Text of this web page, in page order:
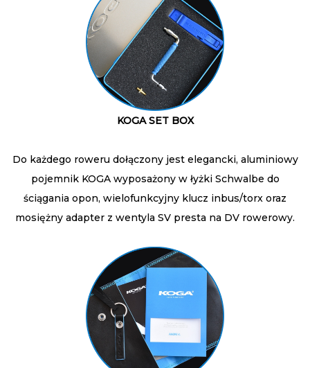
KOGA SET BOX
Do każdego roweru dołączony jest elegancki, aluminiowy
pojemnik KOGA wyposażony w łyżki Schwalbe do
ściągania opon, wielofunkcyjny klucz inbus/torx oraz
mosiężny adapter z wentyla SV presta na DV rowerowy.